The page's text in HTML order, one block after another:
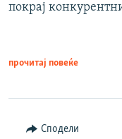
покрај
прочитај повеќе
Сподели